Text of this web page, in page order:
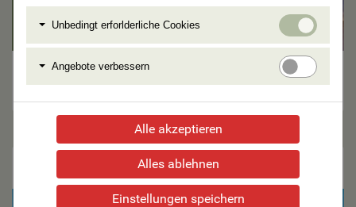
9 Tage ab €
1.990,–
Normandie - Bretagne & Champagne
26 Pers.
Unbedingt erforlderliche Cookies
Cookies
Angebote verbessern
Alle akzeptieren
Alles ablehnen
Einstellungen speichern